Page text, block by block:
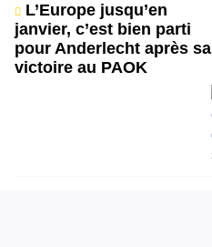
L’Europe jusqu’en
janvier, c’est bien parti
pour Anderlecht après sa
victoire au PAOK